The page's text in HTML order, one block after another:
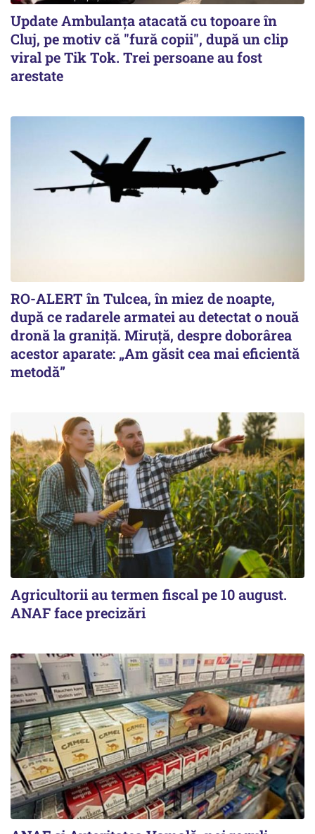
Update Ambulanța atacată cu topoare în
Cluj, pe motiv că "fură copii", după un clip
viral pe Tik Tok. Trei persoane au fost
arestate
RO-ALERT în Tulcea, în miez de noapte,
după ce radarele armatei au detectat o nouă
dronă la graniță. Miruță, despre doborârea
acestor aparate: „Am găsit cea mai eficientă
metodă”
Agricultorii au termen fiscal pe 10 august.
ANAF face precizări